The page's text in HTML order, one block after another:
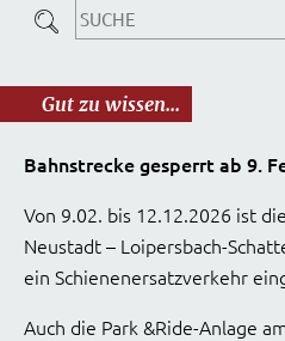
Gut zu wissen...
Bahnstrecke gesperrt ab 9.
Von 9.02. bis 12.12.2026 ist
Neustadt – Loipersbach-
ein Schienenersatzverkehr
Auch die Park &Ride-Anlage